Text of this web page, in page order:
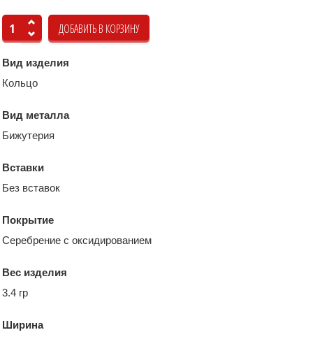
Вид изделия
Кольцо
Вид металла
Бижутерия
Вставки
Без вставок
Покрытие
Серебрение с оксидированием
Вес изделия
3.4 гр
Ширина